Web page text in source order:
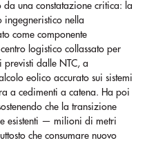
da una constatazione critica: la
ingegneristico nella
come componente
logistico collassato per
dalle NTC, a
eolico accurato sui sistemi
a cedimenti a catena. Ha poi
che la transizione
esistenti — milioni di metri
che consumare nuovo